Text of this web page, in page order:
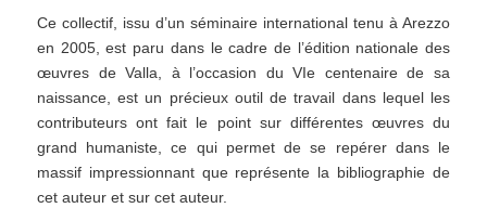
Ce collectif, issu d’un séminaire international tenu à Arezzo
en 2005, est paru dans le cadre de l’édition nationale des
œuvres de Valla, à l’occasion du VIe centenaire de sa
naissance, est un précieux outil de travail dans lequel les
contributeurs ont fait le point sur différentes œuvres du
grand humaniste, ce qui permet de se repérer dans le
massif impressionnant que représente la bibliographie de
cet auteur et sur cet auteur.